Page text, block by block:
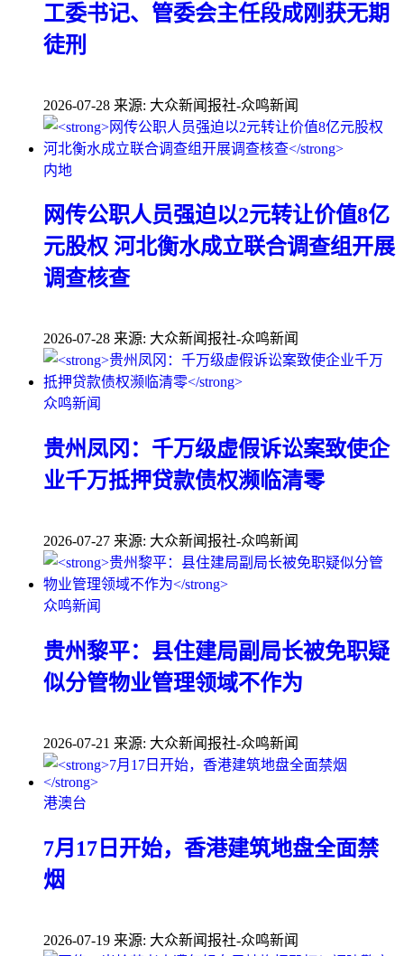
工委书记、管委会主任段成刚获无期
徒刑
2026-07-28 来源: 大众新闻报社-众鸣新闻
内地
网传公职人员强迫以2元转让价值8亿
元股权 河北衡水成立联合调查组开展
调查核查
2026-07-28 来源: 大众新闻报社-众鸣新闻
众鸣新闻
贵州凤冈：千万级虚假诉讼案致使企
业千万抵押贷款债权濒临清零
2026-07-27 来源: 大众新闻报社-众鸣新闻
众鸣新闻
贵州黎平：县住建局副局长被免职疑
似分管物业管理领域不作为
2026-07-21 来源: 大众新闻报社-众鸣新闻
港澳台
7月17日开始，香港建筑地盘全面禁
烟
2026-07-19 来源: 大众新闻报社-众鸣新闻